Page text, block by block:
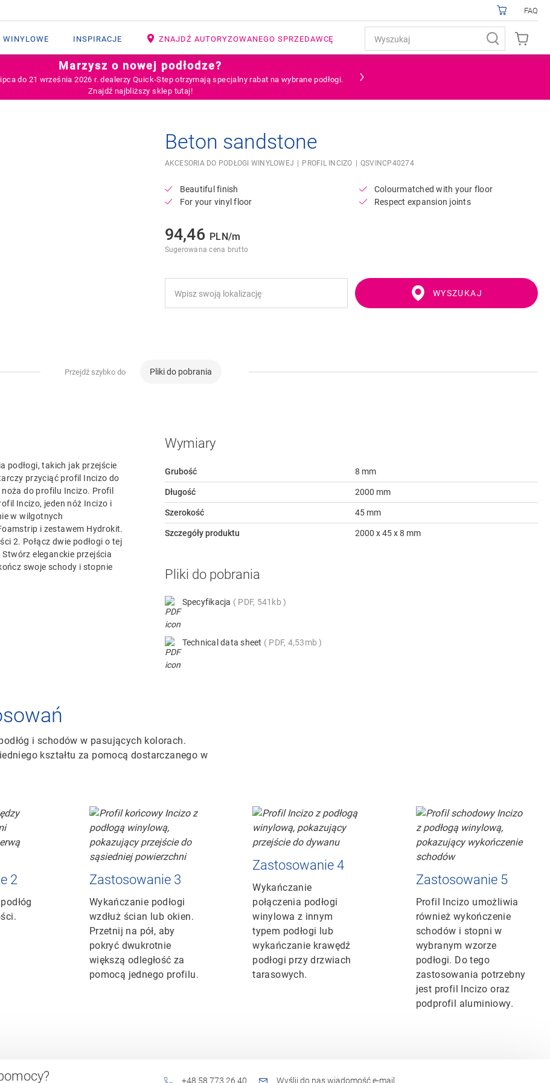
WINYLOWE INSPIRACJE ZNAJDŹ AUTORYZOWANEGO SPRZEDAWCĘ
FAQ
Marzysz o nowej podłodze?
do 21 września 2026 r. dealerzy Quick‑Step otrzymają specjalny rabat na wybrane podłogi.
Znajdź najbliższy sklep tutaj!
Beton sandstone
AKCESORIA DO PODŁOGI WINYLOWEJ PROFIL INCIZO QSVINCP40274
Beautiful finish
For your vinyl floor
Colourmatched with your floor
Respect expansion joints
94,46 PLN/m
Sugerowana cena brutto
WYSZUKAJ
Przejdź szybko do Pliki do pobrania
podłogi, takich jak przejście
przyciąć profil Incizo do
do profilu Incizo. Profil
Incizo, jeden nóż Incizo i
w wilgotnych
i zestawem Hydrokit.
2. Połącz dwie podłogi o tej
eleganckie przejścia
swoje schody i stopnie
Wymiary
Grubość 8 mm
Długość 2000 mm
Szerokość 45 mm
Szczegóły produktu 2000 x 45 x 8 mm
Pliki do pobrania
Specyfikacja PDF, 541kb
Technical data sheet PDF, 4,53mb
i schodów w pasujących kolorach.
kształtu za pomocą dostarczanego w
2 Zastosowanie 3
Wykańczanie podłogi
wzdłuż ścian lub okien.
Przetnij na pół, aby
pokryć dwukrotnie
większą odległość za
pomocą jednego profilu.
Zastosowanie 4
Wykańczanie
połączenia podłogi
winylowa z innym
typem podłogi lub
wykańczanie krawędź
podłogi przy drzwiach
tarasowych.
Zastosowanie 5
Profil Incizo umożliwia
również wykończenie
schodów i stopni w
wybranym wzorze
podłogi. Do tego
zastosowania potrzebny
jest profil Incizo oraz
podprofil aluminiowy.
+48 58 773 26 40 Wyślij do nas wiadomość e-mail